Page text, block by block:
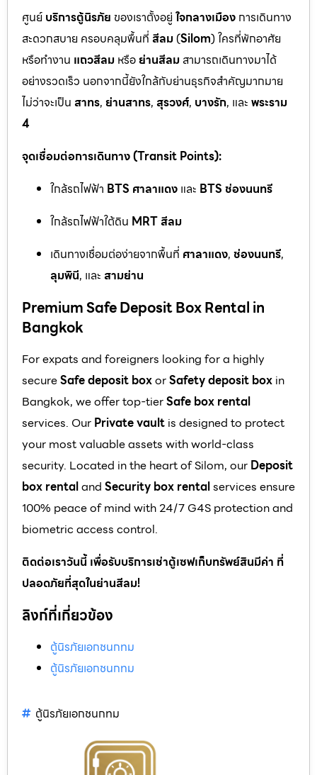
ศูนย์ บริการตู้นิรภัย ของเราตั้งอยู่ ใจกลางเมือง การเดินทาง
สะดวกสบาย ครอบคลุมพื้นที่ สีลม(Silom) ใครที่พักอาศัย
หรือทำงาน แถวสีลม หรือย่านสีลม สามารถเดินทางมาได้
อย่างรวดเร็ว นอกจากนี้ยังใกล้กับย่านธุรกิจสำคัญมากมาย
ไม่ว่าจะเป็น สาทร, ย่านสาทร, สุรวงศ์, บางรัก, และ พระราม
4
จุดเชื่อมต่อการเดินทาง (Transit Points):
ใกล้รถไฟฟ้า BTS ศาลาแดง และ BTS ช่องนนทรี
ใกล้รถไฟฟ้าใต้ดิน MRT สีลม
เดินทางเชื่อมต่อง่ายจากพื้นที่ ศาลาแดง, ช่องนนทรี,
ลุมพินี, และ สามย่าน
Premium Safe Deposit Box Rental in
Bangkok
For expats and foreigners looking for a highly
secureSafe deposit boxorSafety deposit box in
Bangkok, we offer top-tierSafe box rental
services. Our Private vault is designed to protect
your most valuable assets with world-class
security. Located in the heart of Silom, our Deposit
box rentaland Security box rentalservices ensure
100% peace of mind with 24/7 G4S protection and
biometric access control.
ติดต่อเราวันนี้ เพื่อรับบริการเช่าตู้เซฟเก็บทรัพย์สินมีค่า ที่
ปลอดภัยที่สุดในย่านสีลม!
ลิงก์ที่เกี่ยวข้อง
ตู้นิรภัยเอกชนกทม
ตู้นิรภัยเอกชนกทม
ตู้นิรภัยเอกชนกทม